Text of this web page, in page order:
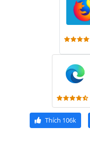
Thích 106k